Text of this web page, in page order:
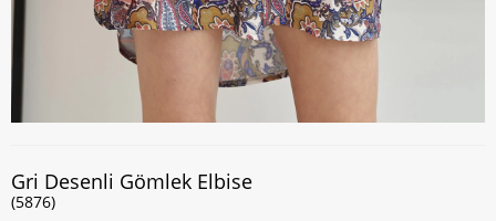
Gri Desenli Gömlek Elbise
(5876)